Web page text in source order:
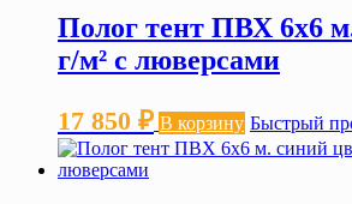
Полог тент ПВХ 6х6
г/м² с люверсами
17 850 ₽ В корзину Быстрый